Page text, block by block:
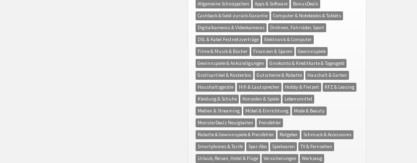
Allgemeine Schnäppchen Apps & Software
BonusDeals
Cashback & Geld-zurück-Garantie
Computer & Notebooks & Tablets
Digitalkameras & Videokameras
Drohnen, Fahrräder, Sport
DSL & Kabel Festnetzverträge
Elektronik & Computer
Filme & Musik & Bücher
Finanzen & Sparen
Gewinnspiele
Gewinnspiele & Ankündigungen
Girokonto & Kreditkarte & Tagesgeld
Gratisartikel & Kostenlos
Gutscheine & Rabatte
Haushalt & Garten
Haushaltsgeräte
Hifi & Lautsprecher Hobby & Freizeit
KFZ & Leasing
Kleidung & Schuhe
Konsolen & Spiele
Lebensmittel
Medien & Streaming
Möbel & Einrichtung
Mode & Beauty
MonsterDealz Neuigkeiten
Preisfehler
Rabatte & Gewinnspiele & Preisfehler
Ratgeber
Schmuck & Accessoires
Smartphones & Tarife
Spar-Abo Spielwaren
TV & Fernsehen
Urlaub, Reisen, Hotel & Flüge
Versicherungen
Werkzeug